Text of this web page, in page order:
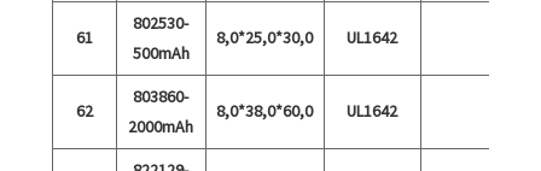
61
802530-
500mAh
8,0*25,0*30,0 UL1642
62
803860-
2000mAh
8,0*38,0*60,0 UL1642